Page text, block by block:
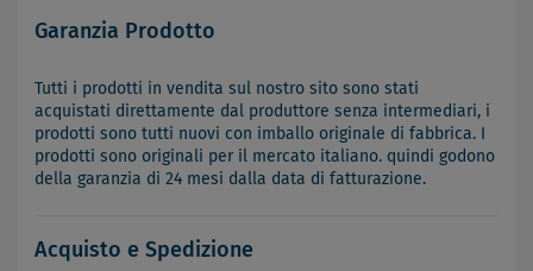
Garanzia Prodotto
Tutti i prodotti in vendita sul nostro sito sono stati
acquistati direttamente dal produttore senza intermediari, i
prodotti sono tutti nuovi con imballo originale di fabbrica. I
prodotti sono originali per il mercato italiano. quindi godono
della garanzia di 24 mesi dalla data di fatturazione.
Acquisto e Spedizione